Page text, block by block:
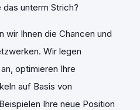
unterm Strich?
wir Ihnen die Chancen und
Wir legen
optimieren Ihre
auf Basis von
Ihre neue Position